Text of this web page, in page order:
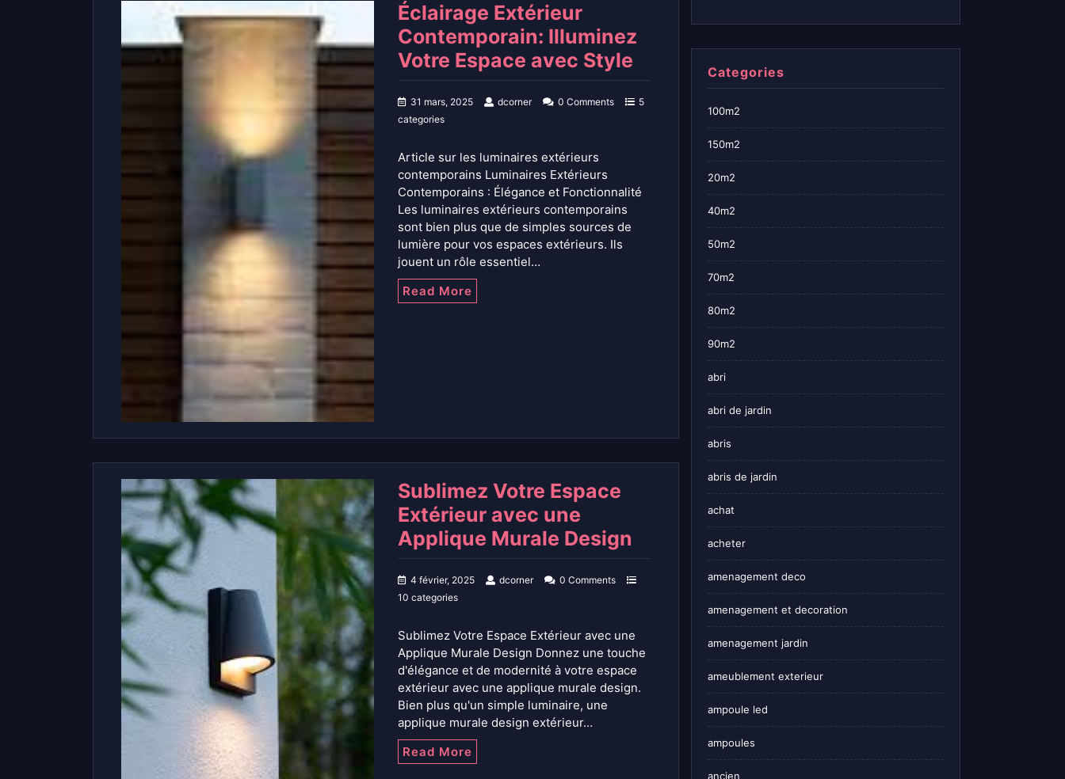
Éclairage Extérieur
Contemporain: Illuminez
Votre Espace avec Style
31 mars, 2025 dcorner 0 Comments
5
categories
Article sur les luminaires extérieurs
contemporains Luminaires Extérieurs
Contemporains : Élégance et Fonctionnalité
Les luminaires extérieurs contemporains
sont bien plus que de simples sources de
lumière pour vos espaces extérieurs. Ils
jouent un rôle essentiel…
Read More
Sublimez Votre Espace
Extérieur avec une
Applique Murale Design
4 février, 2025 dcorner
0 Comments
10 categories
Sublimez Votre Espace Extérieur avec une
Applique Murale Design Donnez une touche
d'élégance et de modernité à votre espace
extérieur avec une applique murale design.
Bien plus qu'un simple luminaire, une
applique murale design extérieur…
Read More
Categories
100m2
150m2
20m2
40m2
50m2
70m2
80m2
90m2
abri
abri de jardin
abris
abris de jardin
achat
acheter
amenagement deco
amenagement et decoration
amenagement jardin
ameublement exterieur
ampoule led
ampoules
ancien